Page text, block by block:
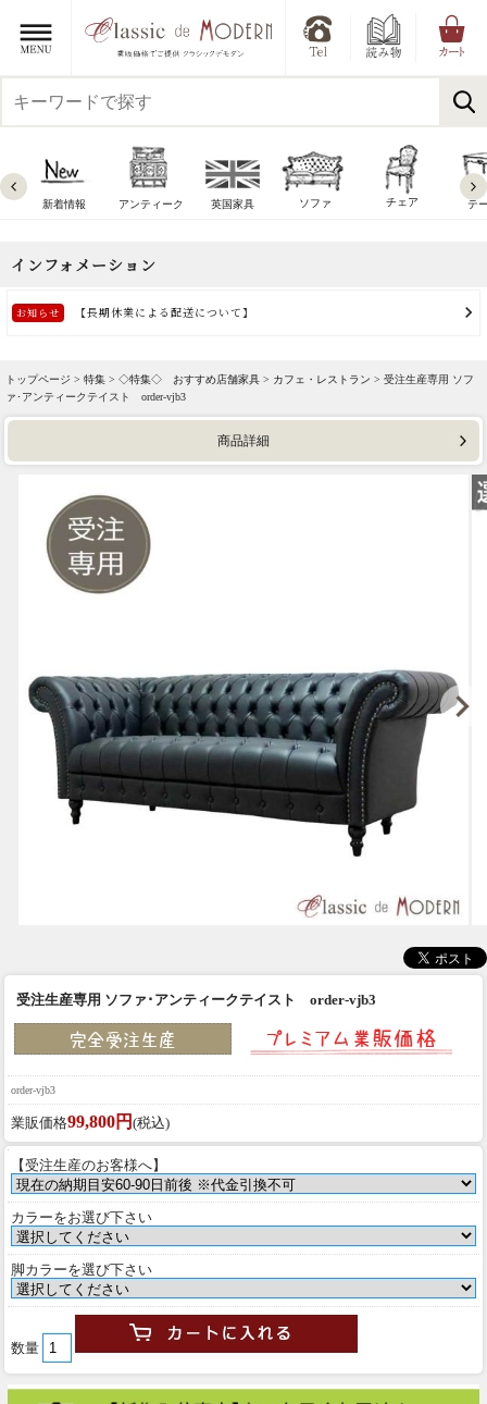
新着情報 アンティーク 英国家具 ソファ チェア テ
トップページ > 特集 > ◇特集◇ おすすめ店舗家具 > カフェ・レストラン > 受注生産専用 ソフ
ァ･アンティークテイスト order-vjb3
商品詳細
受注生産専用 ソファ･アンティークテイスト order-vjb3
order-vjb3
業販価格99,800円 (税込)
【受注生産のお客様へ】
カラーをお選び下さい
脚カラーを選び下さい
数量